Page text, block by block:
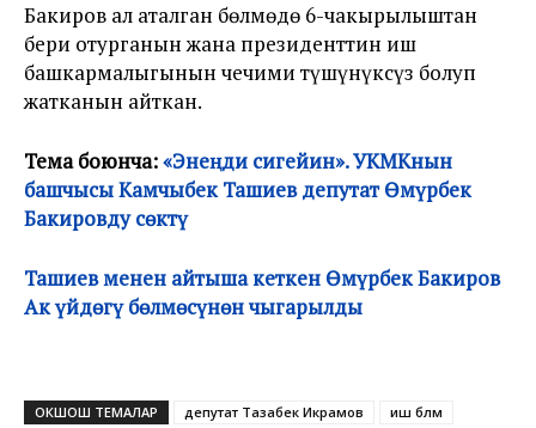
Бакиров ал аталган бөлмөдө 6-чакырылыштан
бери отурганын жана президенттин иш
башкармалыгынын чечими түшүнүксүз болуп
жатканын айткан.
Тема боюнча:«Энеңди сигейин». УКМКнын
башчысы Камчыбек Ташиев депутат Өмүрбек
Бакировду сөктү
Ташиев менен айтыша кеткен Өмүрбек Бакиров
Ак үйдөгү бөлмөсүнөн чыгарылды
ОКШОШ ТЕМАЛАР депутат Тазабек Икрамов иш бөлмө